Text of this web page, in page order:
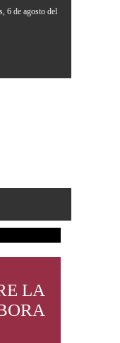
6 de agosto del
LA